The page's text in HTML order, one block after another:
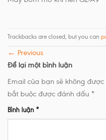
Trackbacks are closed, but you can
← Previous
Để lại một bình luận
Email của bạn sẽ không
bắt buộc được đánh dấu *
Bình luận *